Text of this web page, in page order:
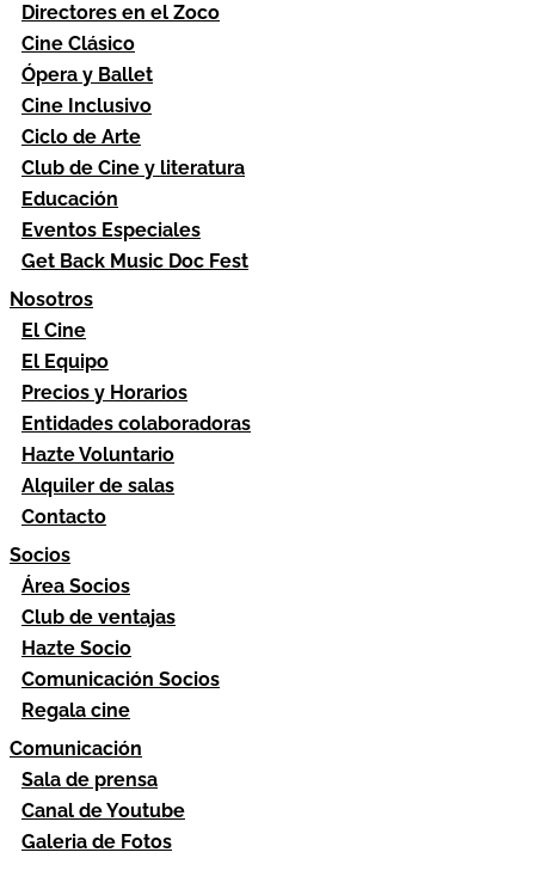
Directores en el Zoco
Cine Clásico
Ópera y Ballet
Cine Inclusivo
Ciclo de Arte
Club de Cine y literatura
Educación
Eventos Especiales
Get Back Music Doc Fest
Nosotros
El Cine
El Equipo
Precios y Horarios
Entidades colaboradoras
Hazte Voluntario
Alquiler de salas
Contacto
Socios
Área Socios
Club de ventajas
Hazte Socio
Comunicación Socios
Regala cine
Comunicación
Sala de prensa
Canal de Youtube
Galeria de Fotos